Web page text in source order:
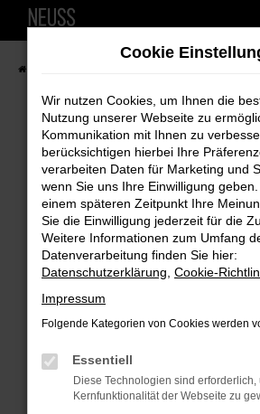
Zum
Fehler: Network Error
Beim Laden ist ein Fehler
Hier sind ein paar Tipps, die dir
Überprüfe deine Firewall
Internetverbindung.
Laden andere Webseiten,
deine Suchmaschine?
Manche Erweiterungen, wie
können das Laden
Cookie
Wir nutzen Cookies, um Ihnen die
Nutzung unserer Webseite zu
Kommunikation mit Ihnen zu
berücksichtigen hierbei Ihre
verarbeiten Daten für Marketing und
wenn Sie uns Ihre Einwilligung
einem späteren Zeitpunkt Ihre
Sie die Einwilligung jederzeit für die
Weitere Informationen zum Umfang
Datenverarbeitung finden Sie hier:
Datenschutzerklärung Cookie-
Impressum
Folgende Kategorien von Cookies werden
Essentiell
Diese Technologien sind erforderlich,
Kernfunktionalität der Webseite zu